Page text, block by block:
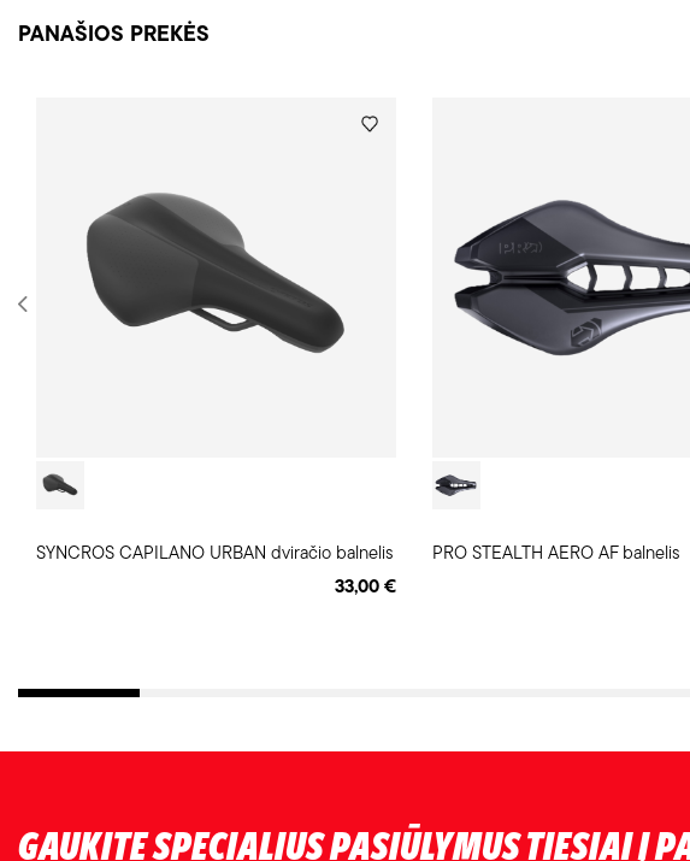
PANAŠIOS PREKĖS
SYNCROS CAPILANO URBAN dviračio balnelis
33,00 €
PRO STEALTH AERO AF balnelis
GAUKITE SPECIALIUS PASIŪLYMUS TIESIAI Į